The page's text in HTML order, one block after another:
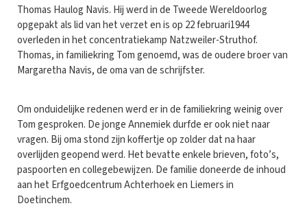
Thomas Haulog Navis. Hij werd in de Tweede Wereldoorlog
opgepakt als lid van het verzet en is op 22 februari1944
overleden in het concentratiekamp Natzweiler-Struthof.
Thomas, in familiekring Tom genoemd, was de oudere broer van
Margaretha Navis, de oma van de schrijfster.
Om onduidelijke redenen werd er in de familiekring weinig over
Tom gesproken. De jonge Annemiek durfde er ook niet naar
vragen. Bij oma stond zijn koffertje op zolder dat na haar
overlijden geopend werd. Het bevatte enkele brieven, foto’s,
paspoorten en collegebewijzen. De familie doneerde de inhoud
aan het Erfgoedcentrum Achterhoek en Liemers in
Doetinchem.